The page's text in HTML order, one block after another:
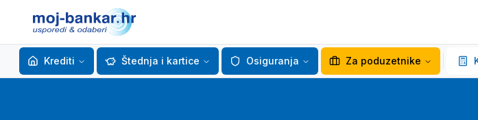
Krediti Štednja i kartice Osiguranja Za poduzetnike